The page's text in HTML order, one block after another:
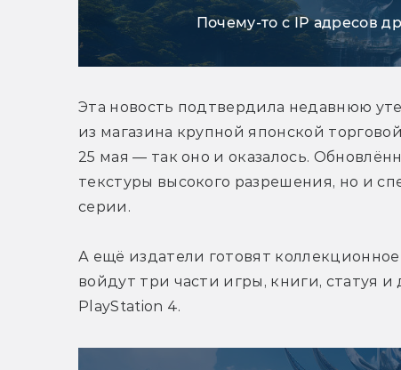
Почему-то с IP адресов
Эта новость подтвердила недавнюю
из магазина крупной японской
25 мая — так оно и оказалось.
текстуры высокого разрешения, но и
серии.
А ещё издатели готовят
войдут три части игры, книги, статуя
PlayStation 4.